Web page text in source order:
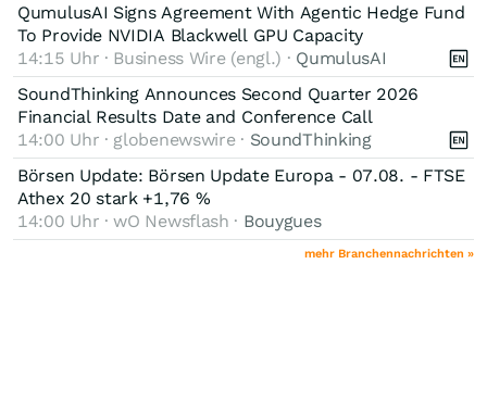
QumulusAI Signs Agreement With Agentic Hedge Fund
To Provide NVIDIA Blackwell GPU Capacity
14:15 Uhr · Business Wire (engl.) · QumulusAI
SoundThinking Announces Second Quarter 2026
Financial Results Date and Conference Call
14:00 Uhr · globenewswire · SoundThinking
Börsen Update: Börsen Update Europa - 07.08. - FTSE
Athex 20 stark +1,76 %
14:00 Uhr · wO Newsflash · Bouygues
mehr Branchennachrichten »